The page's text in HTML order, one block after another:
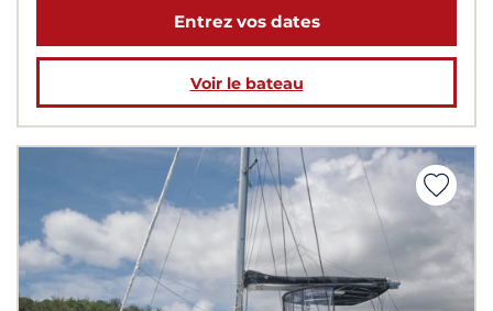
Entrez vos dates
Voir le bateau